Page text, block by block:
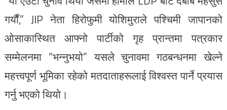
गर्यौं,” JIP नेता हिरोफुमी योशिमुराले पश्चिमी जापानको
ओसाकास्थित आफ्नो पार्टीको गृह प्रान्तमा पत्रकार
सम्मेलनमा “भन्नुभयो” यसले चुनावमा गठबन्धनमा खेल्ने
महत्त्वपूर्ण भूमिका रहेको मतदाताहरूलाई विश्वस्त पार्ने प्रयास
गर्नु भएको थियो।